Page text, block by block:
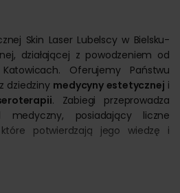
Skin Laser Lubelscy w Bielsku-
działającej z powodzeniem od
Oferujemy Państwu
dziedziny medycyny estetycznej i
. Zabiegi przeprowadza
medyczny, posiadający liczne
potwierdzają jego wiedzę i
klasy aparaturą medyczną,